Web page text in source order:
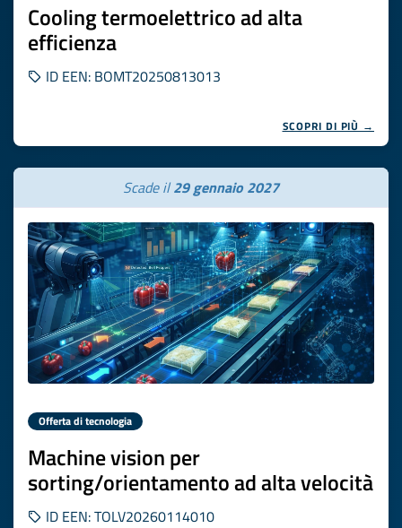
Cooling termoelettrico ad alta
efficienza
ID EEN: BOMT20250813013
SCOPRI DI PIÙ →
Scade il29 gennaio 2027
Offerta di tecnologia
Machine vision per
sorting/orientamento ad alta velocità
ID EEN: TOLV20260114010